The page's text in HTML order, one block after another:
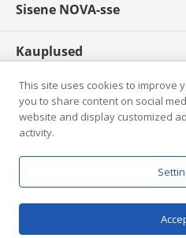
Sisene NOVA-sse
Kauplused
Scandagra TV
Rikkumisest teatamine
Andmekaitsetingimused
This site uses cookies to improve
you to share content on social
website and display customized
activity.